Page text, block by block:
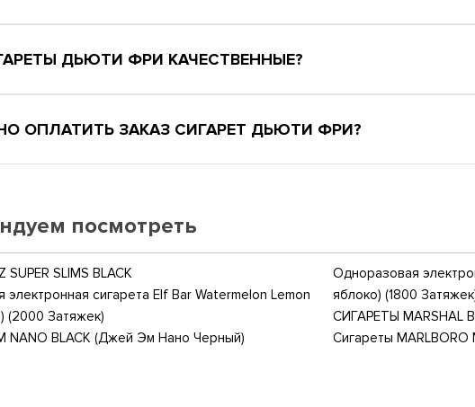
ДЬЮТИ ФРИ КАЧЕСТВЕННЫЕ?
ОПЛАТИТЬ ЗАКАЗ СИГАРЕТ ДЬЮТИ ФРИ?
посмотреть
SLIMS BLACK
сигарета Elf Bar Watermelon Lemon
(2000 Затяжек)
NANO BLACK (Джей Эм Нано Черный)
Одноразовая
яблоко) (1800
СИГАРЕТЫ MARSHAL
Сигареты